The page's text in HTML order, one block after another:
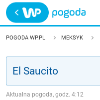
Trwa ładowanie
POLSKA
POGODA WP.PL MEKSYK
Aktualna pogoda, godz. 4:12